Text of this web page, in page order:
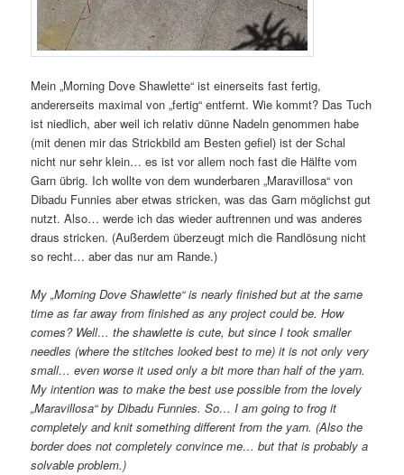
Mein „Morning Dove Shawlette“ ist einerseits fast fertig,
andererseits maximal von „fertig“ entfernt. Wie kommt? Das Tuch
ist niedlich, aber weil ich relativ dünne Nadeln genommen habe
(mit denen mir das Strickbild am Besten gefiel) ist der Schal
nicht nur sehr klein… es ist vor allem noch fast die Hälfte vom
Garn übrig. Ich wollte von dem wunderbaren „Maravillosa“ von
Dibadu Funnies aber etwas stricken, was das Garn möglichst gut
nutzt. Also… werde ich das wieder auftrennen und was anderes
draus stricken. (Außerdem überzeugt mich die Randlösung nicht
so recht… aber das nur am Rande.)
My „Morning Dove Shawlette“ is nearly finished but at the same
time as far away from finished as any project could be. How
comes? Well… the shawlette is cute, but since I took smaller
needles (where the stitches looked best to me) it is not only very
small… even worse it used only a bit more than half of the yarn.
My intention was to make the best use possible from the lovely
„Maravillosa“ by Dibadu Funnies. So… I am going to frog it
completely and knit something different from the yarn. (Also the
border does not completely convince me… but that is probably a
solvable problem.)